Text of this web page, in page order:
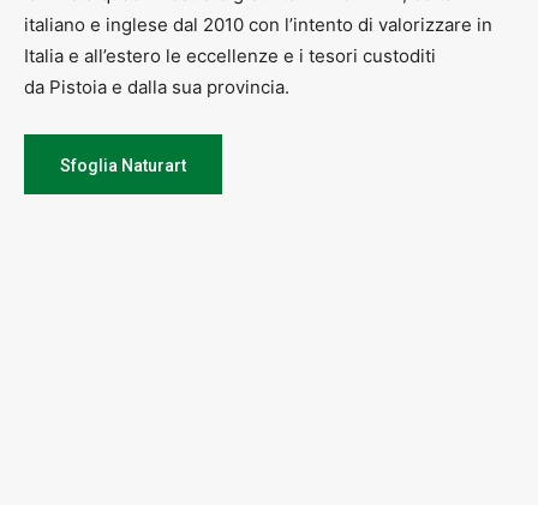
italiano e inglese dal 2010 con l’intento di valorizzare in
Italia e all’estero le eccellenze e i tesori custoditi
da Pistoia e dalla sua provincia.
Sfoglia Naturart